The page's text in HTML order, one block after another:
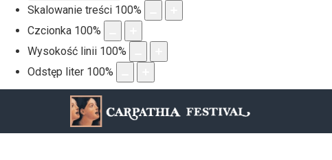
Skalowanie treści 100%
Czcionka 100%
Wysokość linii 100%
Odstęp liter 100%